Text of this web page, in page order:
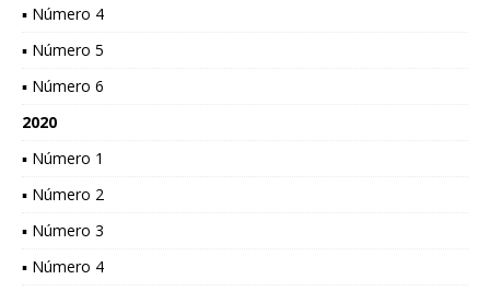
▪ Número 4
▪ Número 5
▪ Número 6
2020
▪ Número 1
▪ Número 2
▪ Número 3
▪ Número 4